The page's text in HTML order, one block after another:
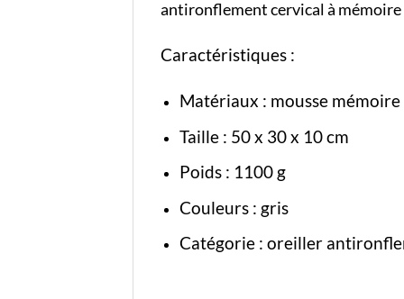
antironflement cervical à mémoire
Caractéristiques :
Matériaux : mousse
Taille : 50 x 30 x 10 cm
Poids : 1100 g
Couleurs : gris
Catégorie : oreiller